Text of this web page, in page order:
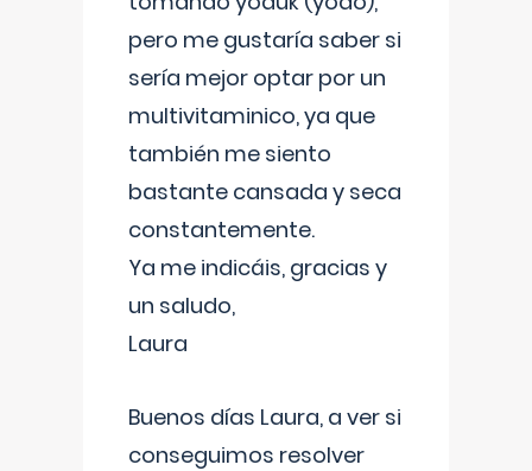
pero me gustaría saber si
sería mejor optar por un
multivitaminico, ya que
también me siento
bastante cansada y seca
constantemente.
Ya me indicáis, gracias y
un saludo,
Laura
Buenos días Laura, a ver si
conseguimos resolver